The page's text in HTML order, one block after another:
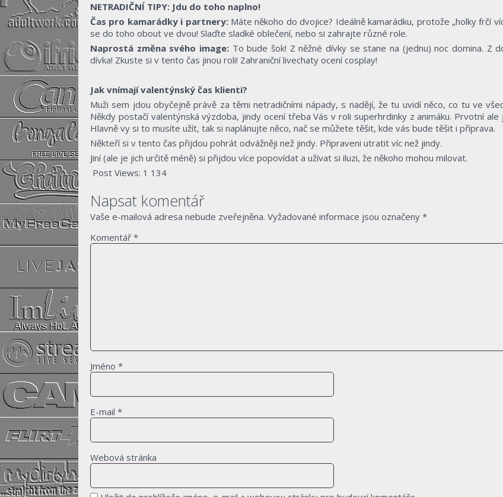
NETRADIČNÍ TIPY: Jdu do toho naplno!
Čas pro kamarádky i partnery:Máte někoho do dvojice? Ideálně kamarádku, protože „holky frčí
se do toho obout ve dvou! Slaďte sladké oblečení, nebo si zahrajte různé role.
Naprostá změna svého image: To bude šok! Z něžné dívky se stane na (jednu) noc domina. Z
dívka! Zkuste si v tento čas jinou roli! Zahraniční livechaty ocení cosplay!
Jak vnímají valentýnský čas klienti?
Muži sem jdou obyčejně právě za těmi netradičními nápady, s nadějí, že tu uvidí něco, co tu ve
Někdy postačí valentýnská výzdoba, jindy ocení třeba Vás v roli superhrdinky z animáku. Prvotní ale
Hlavně vy si to musíte užít, tak si naplánujte něco, nač se můžete těšit, kde vás bude těšit i příprava.
Někteří si v tento čas přijdou pohrát odvážněji než jindy. Připraveni utratit víc než jindy.
Jiní (ale je jich určitě méně) si přijdou více popovídat a užívat si iluzi, že někoho mohou milovat.
Post Views: 1 134
Napsat komentář
Vaše e-mailová adresa nebude zveřejněna. Vyžadované informace jsou označeny *
Komentář *
Jméno *
E-mail *
Webová stránka